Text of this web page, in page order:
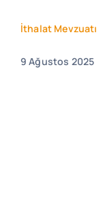
İthalat Mevzuatı
9 Ağustos 2025